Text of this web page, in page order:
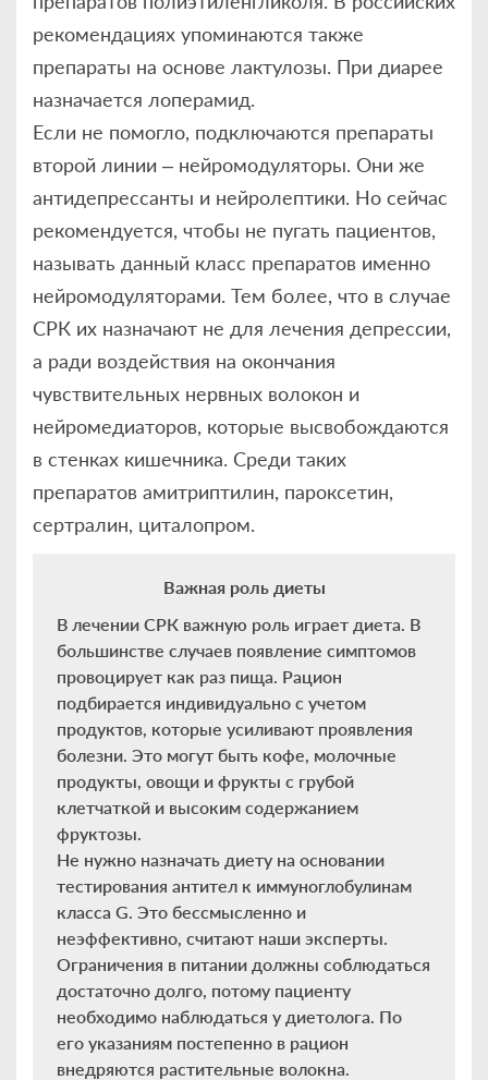
рекомендациях упоминаются также
препараты на основе лактулозы. При диарее
назначается лоперамид.
Если не помогло, подключаются препараты
второй линии – нейромодуляторы. Они же
антидепрессанты и нейролептики. Но сейчас
рекомендуется, чтобы не пугать пациентов,
называть данный класс препаратов именно
нейромодуляторами. Тем более, что в случае
СРК их назначают не для лечения депрессии,
а ради воздействия на окончания
чувствительных нервных волокон и
нейромедиаторов, которые высвобождаются
в стенках кишечника. Среди таких
препаратов амитриптилин, пароксетин,
сертралин, циталопром.
Важная роль диеты
В лечении СРК важную роль играет диета. В
большинстве случаев появление симптомов
провоцирует как раз пища. Рацион
подбирается индивидуально с учетом
продуктов, которые усиливают проявления
болезни. Это могут быть кофе, молочные
продукты, овощи и фрукты с грубой
клетчаткой и высоким содержанием
фруктозы.
Не нужно назначать диету на основании
тестирования антител к иммуноглобулинам
класса G. Это бессмысленно и
неэффективно, считают наши эксперты.
Ограничения в питании должны соблюдаться
достаточно долго, потому пациенту
необходимо наблюдаться у диетолога. По
его указаниям постепенно в рацион
внедряются растительные волокна.